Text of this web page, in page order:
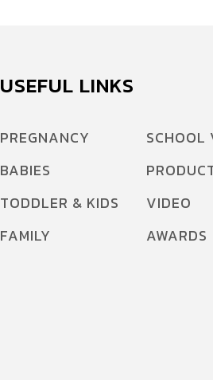
USEFUL LINKS
PREGNANCY
BABIES
TODDLER & KIDS
FAMILY
SCHOOL
VIDEO
AWARDS